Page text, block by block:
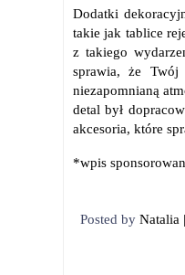
Dodatki
takie jak tablice
z takiego
sprawia, że Twój
niezapomnianą
detal był
akcesoria, które
*wpis
Posted by Natalia